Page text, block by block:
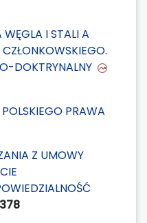
I STALI A
DOKTRYNALNY
PRAWA
Z UMOWY